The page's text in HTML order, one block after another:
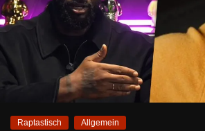
Raptastisch Allgemein